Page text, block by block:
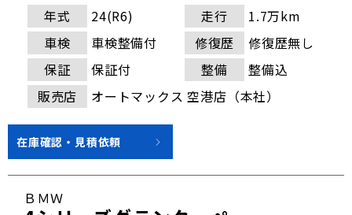
年式 24(R6) 走行
1.7万km
車検
車検整備付 修復歴
修復歴無し
保証
保証付 整備
整備込
販売店
オートマックス 空港店（本社）
在庫確認・見積依頼
ＢＭＷ